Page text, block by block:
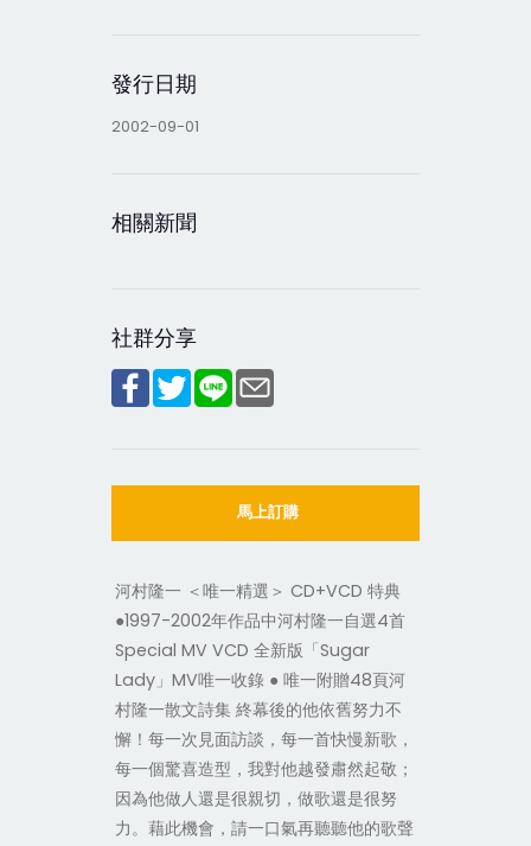
發行日期
2002-09-01
相關新聞
社群分享
馬上訂購
河村隆一 ＜唯一精選＞ CD+VCD 特典
●1997-2002年作品中河村隆一自選4首
Special MV VCD 全新版「Sugar
Lady」MV唯一收錄 ● 唯一附贈48頁河
村隆一散文詩集 終幕後的他依舊努力不
懈！每一次見面訪談，每一首快慢新歌，
每一個驚喜造型，我對他越發肅然起敬；
因為他做人還是很親切，做歌還是很努
力。藉此機會，請一口氣再聽聽他的歌聲